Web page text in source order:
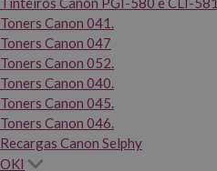
Toners Canon 041.
Toners Canon 047
Toners Canon 052.
Toners Canon 040.
Toners Canon 045.
Toners Canon 046.
Recargas Canon Selphy
OKI